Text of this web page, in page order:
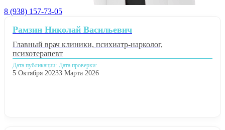
8 (938) 157-73-05
Рамзин Николай Васильевич
Главный врач клиники, психиатр-нарколог,
психотерапевт
Дата публикации:
5 Октября 2023
Дата проверки:
3 Марта 2026